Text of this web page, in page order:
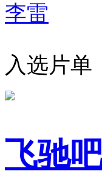
李雷
入选片单
飞驰